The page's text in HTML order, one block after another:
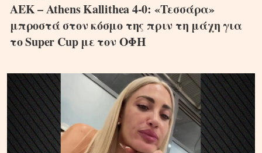
ΑΕΚ – Athens Kallithea 4-0: «Τεσσάρα»
μπροστά στον κόσμο της πριν τη μάχη για
το Super Cup με τον ΟΦΗ